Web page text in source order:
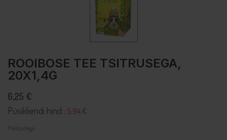
ROOIBOSE TEE TSITRUSEGA,
20X1,4G
6,25 €
Püsikliendi hind : 5.94 €
Maksudega